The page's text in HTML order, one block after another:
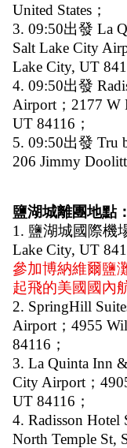
United States；
3. 09:50出發 La
Salt Lake City
Lake City, UT
4. 09:50出發
Airport；2177 W
UT 84116；
5. 09:50出發 Tru
206 Jimmy
鹽湖城離團地點：
1. 鹽湖城國際機
Lake City, UT
參加博納維爾鹽
起飛的美國國內
2. SpringHill
Airport；4955
84116；
3. La Quinta Inn
City Airport；
UT 84116；
4. Radisson
North Temple St,